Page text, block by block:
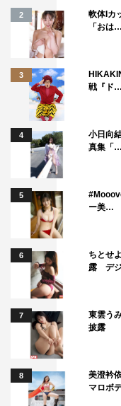
2
軟体Iカ
「おは…
3
戦『ド…
4
小日向
真集「…
5
ー美…
6
ちとせ
露 デ
7
東雲う
披露
8
美澄衿
マロボ